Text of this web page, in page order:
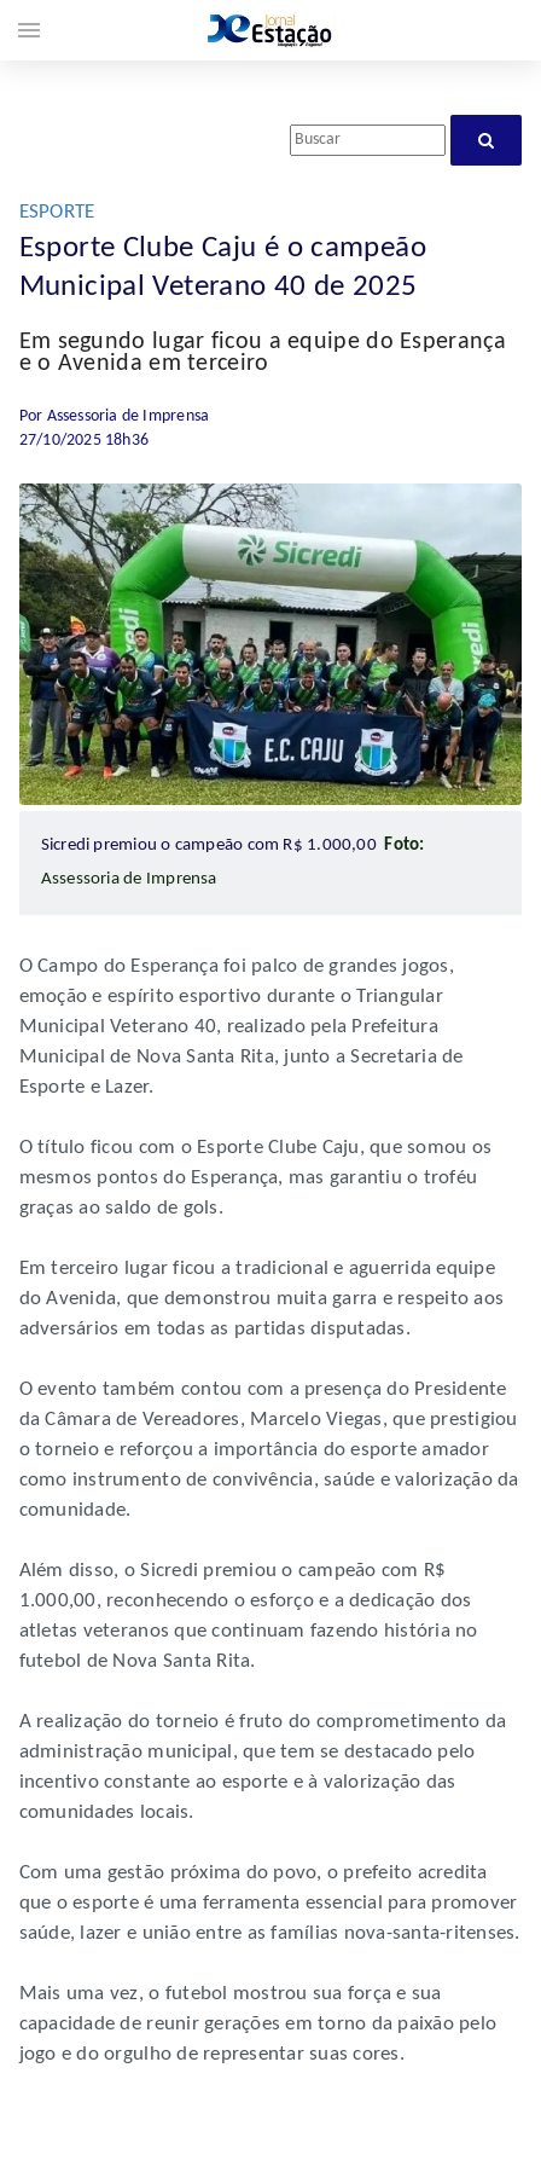
ESPORTE
Esporte Clube Caju é o campeão
Municipal Veterano 40 de 2025
Em segundo lugar ficou a equipe do Esperança
e o Avenida em terceiro
Por Assessoria de Imprensa
27/10/2025 18h36
Sicredi premiou o campeão com R$ 1.000,00Foto:
Assessoria de Imprensa
O Campo do Esperança foi palco de grandes jogos,
emoção e espírito esportivo durante o Triangular
Municipal Veterano 40, realizado pela Prefeitura
Municipal de Nova Santa Rita, junto a Secretaria de
Esporte e Lazer.
O título ficou com o Esporte Clube Caju, que somou os
mesmos pontos do Esperança, mas garantiu o troféu
graças ao saldo de gols.
Em terceiro lugar ficou a tradicional e aguerrida equipe
do Avenida, que demonstrou muita garra e respeito aos
adversários em todas as partidas disputadas.
O evento também contou com a presença do Presidente
da Câmara de Vereadores, Marcelo Viegas, que prestigiou
o torneio e reforçou a importância do esporte amador
como instrumento de convivência, saúde e valorização da
comunidade.
Além disso, o Sicredi premiou o campeão com R$
1.000,00, reconhecendo o esforço e a dedicação dos
atletas veteranos que continuam fazendo história no
futebol de Nova Santa Rita.
A realização do torneio é fruto do comprometimento da
administração municipal, que tem se destacado pelo
incentivo constante ao esporte e à valorização das
comunidades locais.
Com uma gestão próxima do povo, o prefeito acredita
que o esporte é uma ferramenta essencial para promover
saúde, lazer e união entre as famílias nova-santa-ritenses.
Mais uma vez, o futebol mostrou sua força e sua
capacidade de reunir gerações em torno da paixão pelo
jogo e do orgulho de representar suas cores.
menu